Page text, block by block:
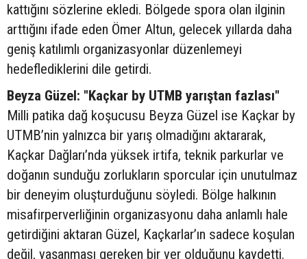
kattığını sözlerine ekledi. Bölgede spora olan ilginin
arttığını ifade eden Ömer Altun, gelecek yıllarda daha
geniş katılımlı organizasyonlar düzenlemeyi
hedeflediklerini dile getirdi.
Beyza Güzel: "Kaçkar by UTMB yarıştan fazlası"
Milli patika dağ koşucusu Beyza Güzel ise Kaçkar by
UTMB’nin yalnızca bir yarış olmadığını aktararak,
Kaçkar Dağları’nda yüksek irtifa, teknik parkurlar ve
doğanın sunduğu zorlukların sporcular için unutulmaz
bir deneyim oluşturduğunu söyledi. Bölge halkının
misafirperverliğinin organizasyonu daha anlamlı hale
getirdiğini aktaran Güzel, Kaçkarlar’ın sadece koşulan
değil, yaşanması gereken bir yer olduğunu kaydetti.